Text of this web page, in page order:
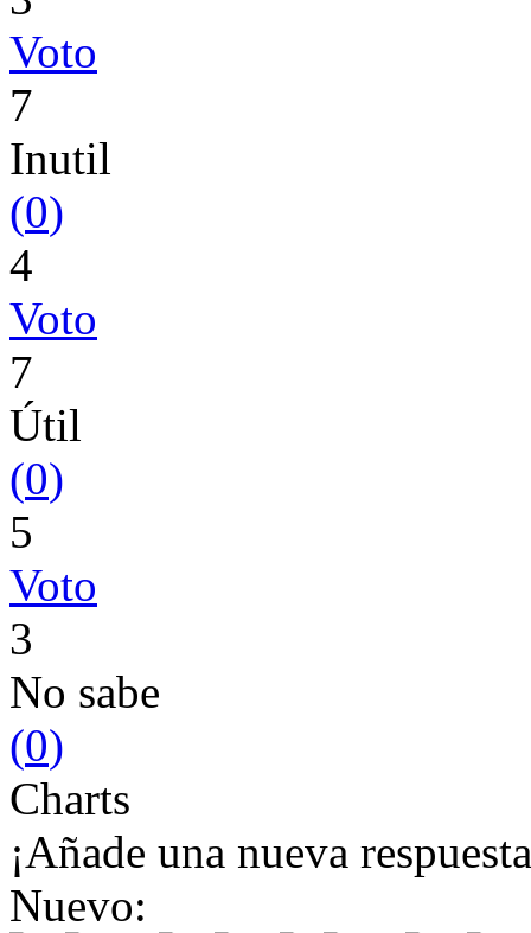
Voto
7
Inutil
(0)
4
Voto
7
Útil
(0)
5
Voto
3
No sabe
(0)
Charts
¡Añade una nueva
Nuevo: